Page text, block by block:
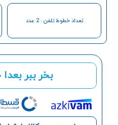
بخر ببر
تعداد خطوط تلفن : 2 عدد